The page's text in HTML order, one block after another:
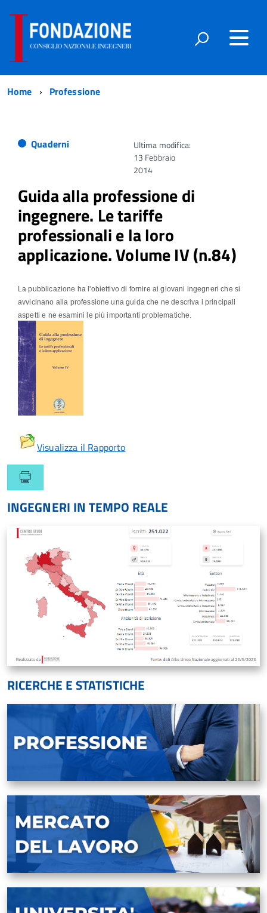
Home Professione
Quaderni
Ultima modifica:
13 Febbraio
2014
Guida alla professione di
ingegnere. Le tariffe
professionali e la loro
applicazione. Volume IV (n.84)
La pubblicazione ha l'obiettivo di fornire ai giovani ingegneri che si
avvicinano alla professione una guida che ne descriva i principali
aspetti e ne esamini le più importanti problematiche.
Visualizza il Rapporto
INGEGNERI IN TEMPO REALE
RICERCHE E STATISTICHE